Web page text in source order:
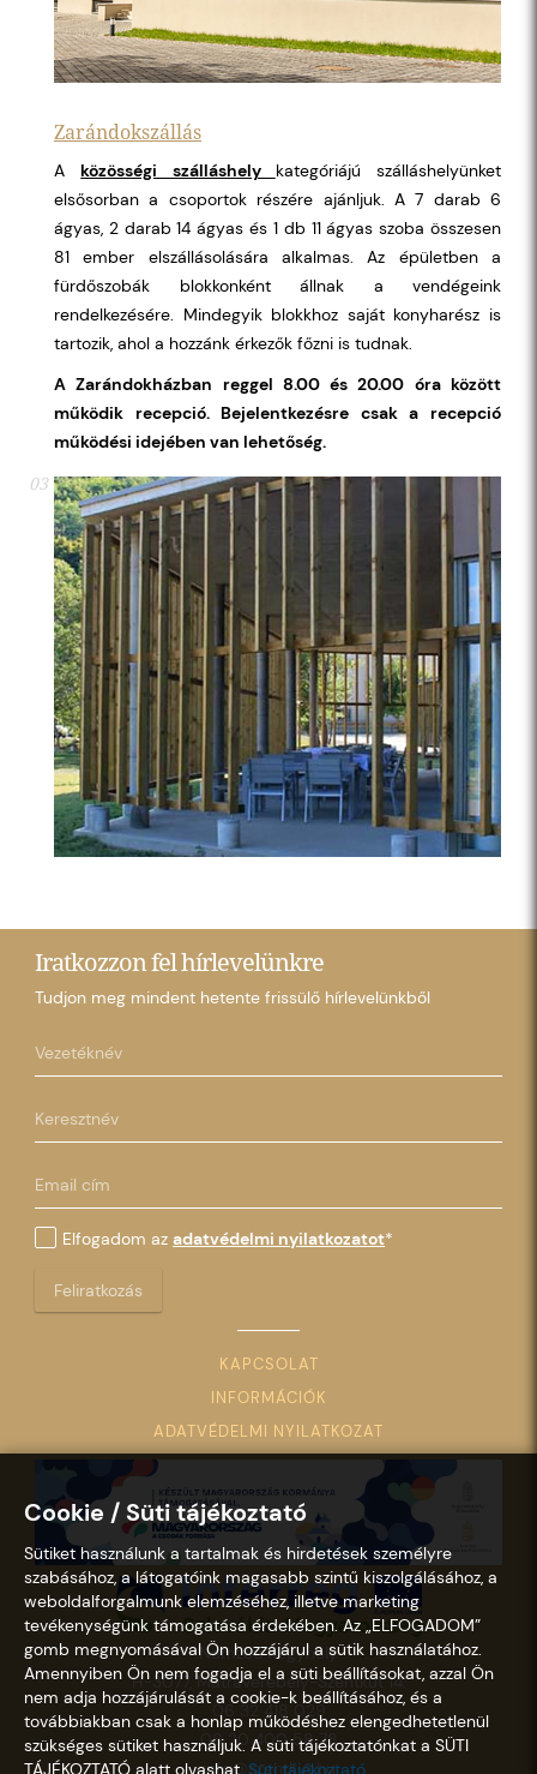
Zarándokszállás
Aközösségi szálláshely kategóriájú szálláshelyünket
elsősorban a csoportok részére ajánljuk. A 7 darab 6
ágyas, 2 darab 14 ágyas és 1 db 11 ágyas szoba összesen
81 ember elszállásolására alkalmas. Az épületben a
fürdőszobák blokkonként állnak a vendégeink
rendelkezésére. Mindegyik blokkhoz saját konyharész is
tartozik, ahol a hozzánk érkezők főzni is tudnak.
A Zarándokházban reggel 8.00 és 20.00 óra között
működik recepció. Bejelentkezésre csak a recepció
működési idejében van lehetőség.
03
Iratkozzon fel hírlevelünkre
Tudjon meg mindent hetente frissülő hírlevelünkből
Elfogadom az adatvédelmi nyilatkozatot*
Feliratkozás
KAPCSOLAT
INFORMÁCIÓK
ADATVÉDELMI NYILATKOZAT
Nemzeti Kegyhely
H-3077, Mátraverebély-Szentkút 14.
06 32 418 029
06 20 400 58 78
info@szentkut.hu
Cookie / Süti tájékoztató
Sütiket használunk a tartalmak és hirdetések személyre
szabásához, a látogatóink magasabb szintű kiszolgálásához, a
weboldalforgalmunk elemzéséhez, illetve marketing
tevékenységünk támogatása érdekében. Az „ELFOGADOM”
gomb megnyomásával Ön hozzájárul a sütik használatához.
Amennyiben Ön nem fogadja el a süti beállításokat, azzal Ön
nem adja hozzájárulását a cookie-k beállításához, és a
továbbiakban csak a honlap működéshez elengedhetetlenül
szükséges sütiket használjuk. A süti tájékoztatónkat a SÜTI
TÁJÉKOZTATÓ alatt olvashat. Süti tájékoztató